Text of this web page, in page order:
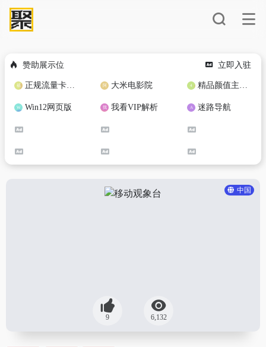
赞助展示位 立即入驻
正规流量卡免费加盟合作 大米电影院 精品颜值主播定制
Win12网页版 我看VIP解析 迷路导航
中国
9 6,132